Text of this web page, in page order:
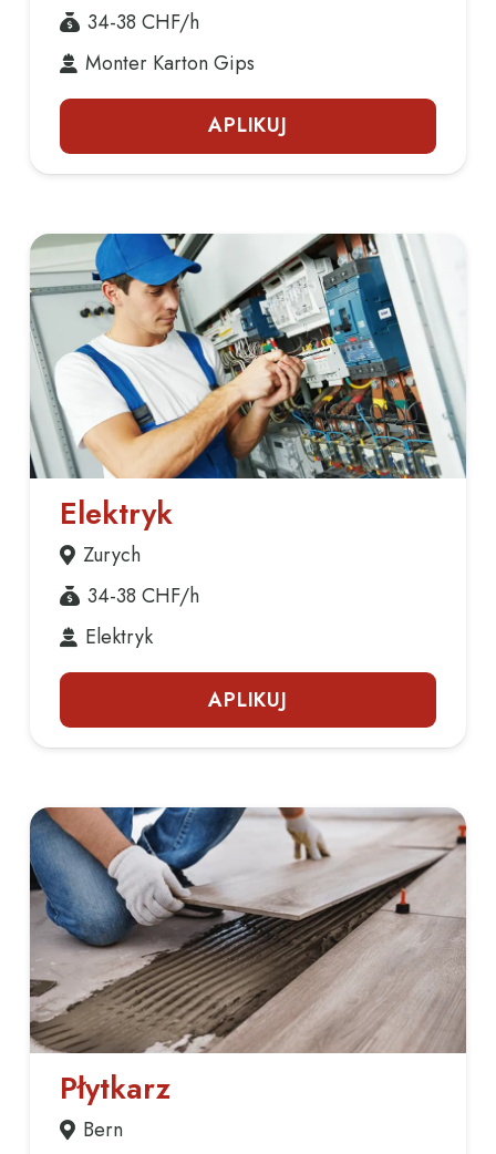
34-38 CHF/h
Monter Karton Gips
APLIKUJ
Elektryk
Zurych
34-38 CHF/h
Elektryk
APLIKUJ
Płytkarz
Bern